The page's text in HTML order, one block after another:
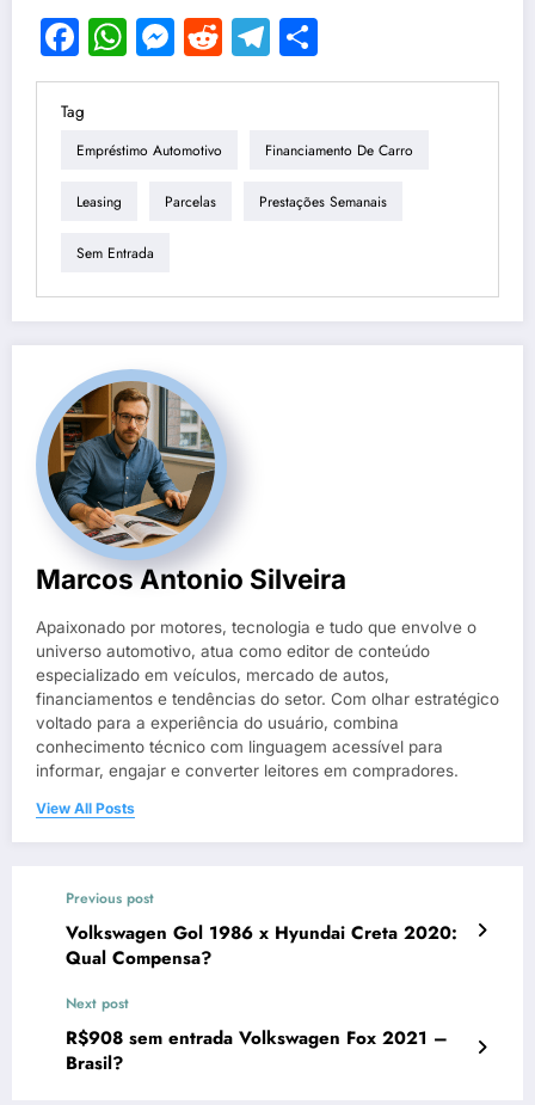
Facebook
WhatsApp
Messenger
RedditTelegram
Tag
Empréstimo Automotivo Financiamento De Carro
Leasing Parcelas Prestações Semanais
Sem Entrada
Marcos Antonio Silveira
Apaixonado por motores, tecnologia e tudo que envolve o
universo automotivo, atua como editor de conteúdo
especializado em veículos, mercado de autos,
financiamentos e tendências do setor. Com olhar estratégico
voltado para a experiência do usuário, combina
conhecimento técnico com linguagem acessível para
informar, engajar e converter leitores em compradores.
View All Posts
Previous post
Volkswagen Gol 1986 x Hyundai Creta 2020:
Qual Compensa?
Next post
R$908 sem entrada Volkswagen Fox 2021 –
Brasil?